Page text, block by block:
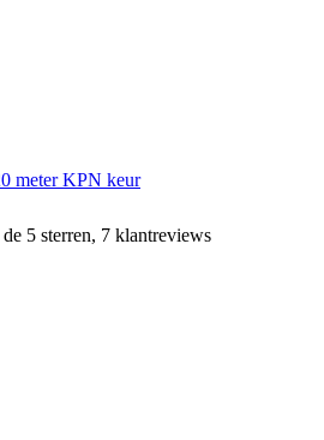
meter KPN keur
5 sterren, 7 klantreviews